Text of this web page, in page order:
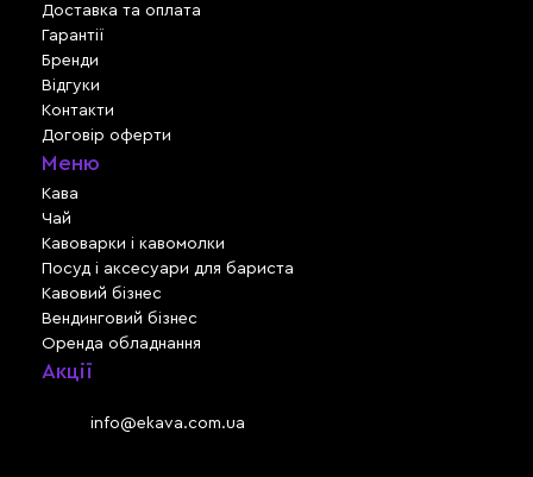
Доставка та оплата
Гарантії
Бренди
Відгуки
Контакти
Договір оферти
Меню
Кава
Чай
Кавоварки і кавомолки
Посуд і аксесуари для бариста
Кавовий бізнес
Вендинговий бізнес
Оренда обладнання
Акції
info@ekava.com.ua